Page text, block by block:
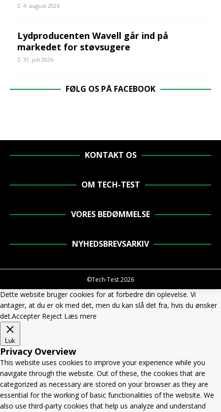
4. august 2026
Lydproducenten Wavell går ind på
markedet for støvsugere
31. juli 2026
FØLG OS PÅ FACEBOOK
KONTAKT OS
OM TECH-TEST
VORES BEDØMMELSE
NYHEDSBREVSARKIV
©Tech-Test 2026
Dette website bruger cookies for at forbedre din oplevelse. Vi
antager, at du er ok med det, men du kan slå det fra, hvis du ønsker
det.Accepter Reject Læs mere
Luk
Privacy Overview
This website uses cookies to improve your experience while you
navigate through the website. Out of these, the cookies that are
categorized as necessary are stored on your browser as they are
essential for the working of basic functionalities of the website. We
also use third-party cookies that help us analyze and understand